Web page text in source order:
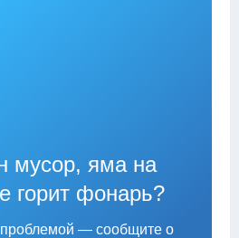
мусор, яма на
горит фонарь?
проблемой — сообщите о